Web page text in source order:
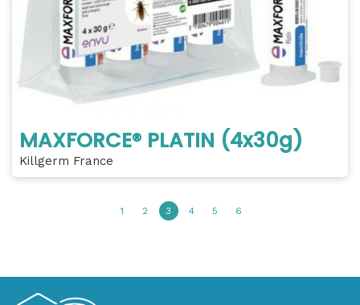
MAXFORCE® PLATIN (4x30g)
Killgerm France
1 2 3 4 5 6